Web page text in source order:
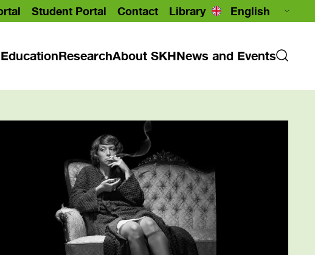
Student Portal Contact Library
EducationResearchAbout SKHNews and Events